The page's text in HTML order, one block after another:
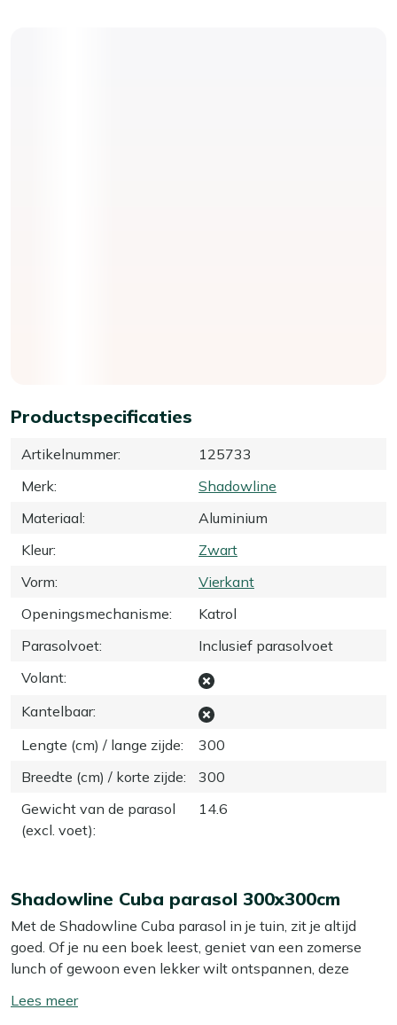
Productspecificaties
Artikelnummer:
125733
Merk:
Shadowline
Materiaal:
Aluminium
Kleur:
Zwart
Vorm:
Vierkant
Openingsmechanisme:
Katrol
Parasolvoet:
Inclusief parasolvoet
Volant:
Kantelbaar:
Lengte (cm) / lange zijde:
300
Breedte (cm) / korte zijde:
300
Gewicht van de parasol
(excl. voet):
14.6
Shadowline Cuba parasol 300x300cm
Met de Shadowline Cuba parasol in je tuin, zit je altijd
goed. Of je nu een boek leest, geniet van een zomerse
lunch of gewoon even lekker wilt ontspannen, deze
royale formaat is hij ideaal voor een gezellige borrel met
Toon/verberg